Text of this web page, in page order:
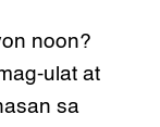
noon?
ulat at
sa